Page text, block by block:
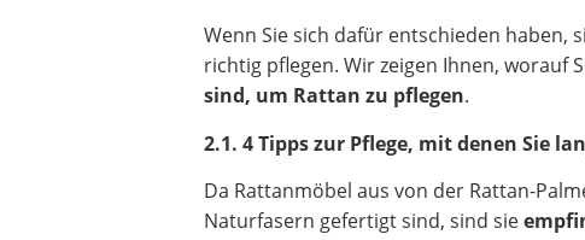
Wenn Sie sich dafür entschieden haben,
richtig pflegen. Wir zeigen Ihnen, worauf
sind, um Rattan zu pflegen.
2.1. 4 Tipps zur Pflege, mit denen Sie
Da Rattanmöbel aus von der Rattan-
Naturfasern gefertigt sind, sind sie